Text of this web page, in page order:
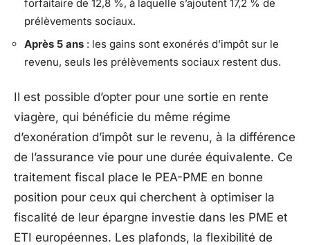
forfaitaire de 12,8 %, à laquelle s’ajoutent 17,2 % de
prélèvements sociaux.
Après 5 ans : les gains sont exonérés d’impôt sur le
revenu, seuls les prélèvements sociaux restent dus.
Il est possible d’opter pour une sortie en rente
viagère, qui bénéficie du même régime
d’exonération d’impôt sur le revenu, à la différence
de l’assurance vie pour une durée équivalente. Ce
traitement fiscal place le PEA-PME en bonne
position pour ceux qui cherchent à optimiser la
fiscalité de leur épargne investie dans les PME et
ETI européennes. Les plafonds, la flexibilité de